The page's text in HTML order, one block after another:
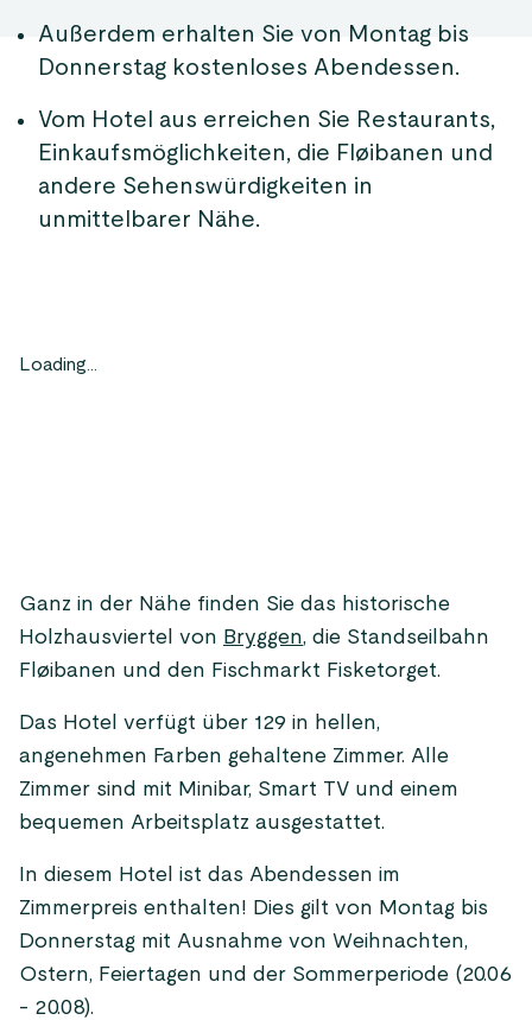
Außerdem erhalten Sie von Montag bis
Donnerstag kostenloses Abendessen.
Vom Hotel aus erreichen Sie Restaurants,
Einkaufsmöglichkeiten, die Fløibanen und
andere Sehenswürdigkeiten in
unmittelbarer Nähe.
Loading...
Ganz in der Nähe finden Sie das historische
Holzhausviertel von Bryggen, die Standseilbahn
Fløibanen und den Fischmarkt Fisketorget.
Das Hotel verfügt über 129 in hellen,
angenehmen Farben gehaltene Zimmer. Alle
Zimmer sind mit Minibar, Smart TV und einem
bequemen Arbeitsplatz ausgestattet.
In diesem Hotel ist das Abendessen im
Zimmerpreis enthalten! Dies gilt von Montag bis
Donnerstag mit Ausnahme von Weihnachten,
Ostern, Feiertagen und der Sommerperiode (20.06
- 20.08).